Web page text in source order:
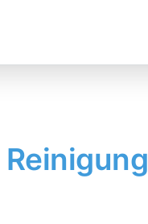
Reinigung